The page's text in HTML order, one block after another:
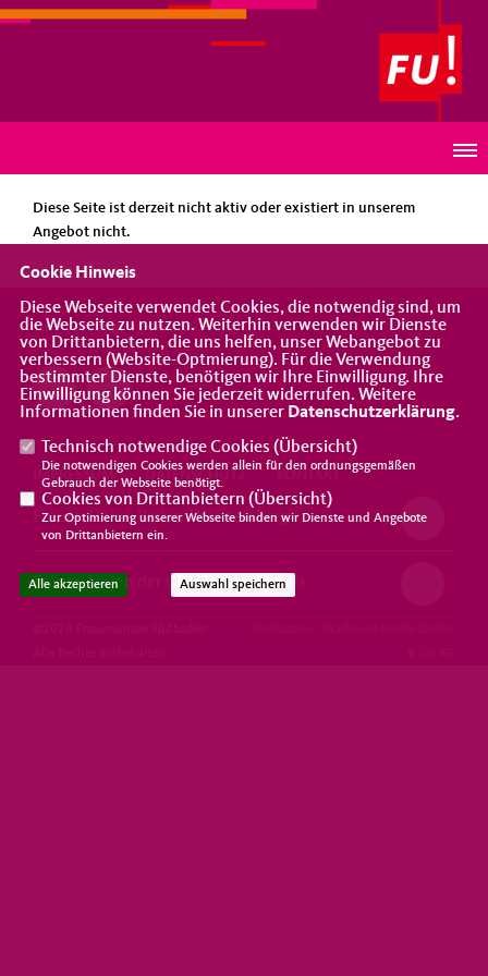
Diese Seite ist derzeit nicht aktiv oder existiert in unserem
Angebot nicht.
Eine Vereinigung der CDU
IMPRESSUM DATENSCHUTZ
Frauen Union Baden-Württemberg
Frauen Union der CDU Deutschlands
Cookie Hinweis
Diese Webseite verwendet Cookies, die notwendig sind, um
die Webseite zu nutzen. Weiterhin verwenden wir Dienste
von Drittanbietern, die uns helfen, unser Webangebot zu
verbessern (Website-Optmierung). Für die Verwendung
bestimmter Dienste, benötigen wir Ihre Einwilligung. Ihre
Einwilligung können Sie jederzeit widerrufen. Weitere
Informationen finden Sie in unserer Datenschutzerklärung.
Technisch notwendige Cookies (Übersicht)
Die notwendigen Cookies werden allein für den ordnungsgemäßen
Gebrauch der Webseite benötigt.
Cookies von Drittanbietern (Übersicht)
Zur Optimierung unserer Webseite binden wir Dienste und Angebote
von Drittanbietern ein.
Alle akzeptieren Auswahl speichern